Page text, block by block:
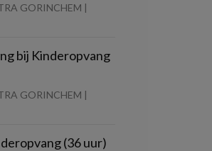
GORINCHEM |
bij Kinderopvang
GORINCHEM |
(36 uur)